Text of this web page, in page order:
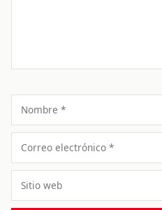
Nombre
Correo
electrónico
Sitio
web